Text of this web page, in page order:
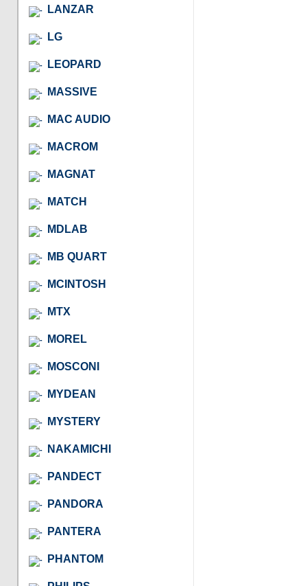
LANZAR
LG
LEOPARD
MASSIVE
MAC AUDIO
MACROM
MAGNAT
MATCH
MDLAB
MB QUART
MCINTOSH
MTX
MOREL
MOSCONI
MYDEAN
MYSTERY
NAKAMICHI
PANDECT
PANDORA
PANTERA
PHANTOM